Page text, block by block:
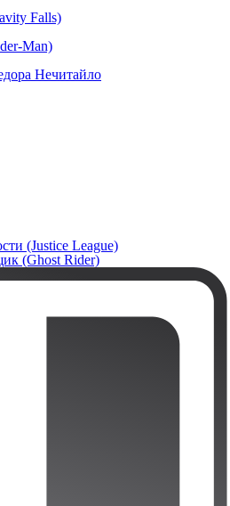
Falls)
Man)
Нечитайло
(Justice League)
(Ghost Rider)